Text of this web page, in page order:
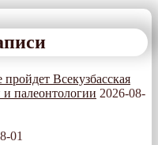
Всекузбасская
и палеонтологии 2026-08-
01